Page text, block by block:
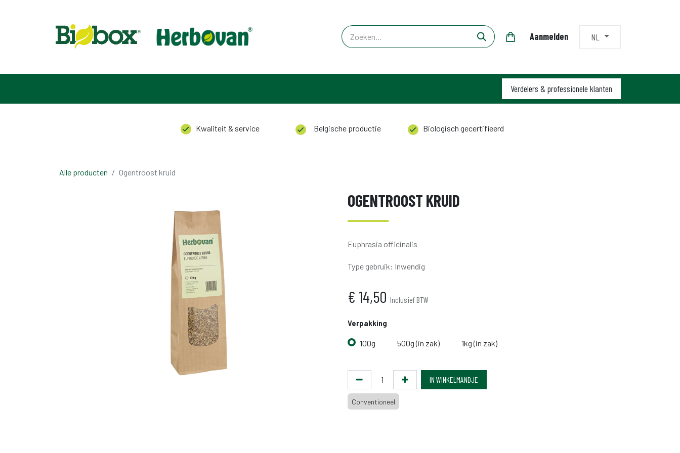
Aanmelden NL
Verdelers & profession​​ele klanten
Belgische productie
Kwaliteit & service Biologisch gecertifieerd
Alle producten Ogentroost kruid
OGENTROOST KRUID
Euphrasia officinalis
Type gebruik: Inwendig
€ 14,50 Inclusief BTW
Verpakking
100g 500g (in zak) 1kg (in zak)
IN WINKELMANDJE
Conventioneel